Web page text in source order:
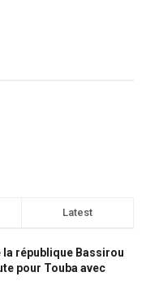
Latest
république Bassirou
pour Touba avec